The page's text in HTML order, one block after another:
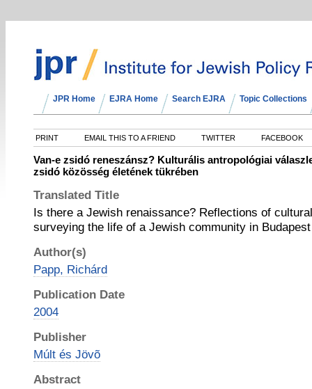
JPR Home EJRA Home Search EJRA Topic Collections
PRINT EMAIL THIS TO A FRIEND TWITTER FACEBOOK
Van-e zsidó reneszánsz? Kulturális antropológiai
zsidó közösség életének tükrében
Translated Title
Is there a Jewish renaissance? Reflections of
surveying the life of a Jewish community in Budapest
Author(s)
Papp, Richárd
Publication Date
2004
Publisher
Múlt és Jövõ
Abstract